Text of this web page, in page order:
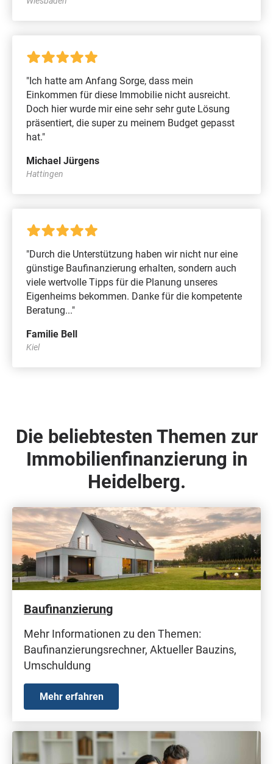
"Ich hatte am Anfang Sorge, dass mein
Einkommen für diese Immobilie nicht ausreicht.
Doch hier wurde mir eine sehr sehr gute Lösung
präsentiert, die super zu meinem Budget gepasst
hat."
Michael Jürgens
Hattingen
"Durch die Unterstützung haben wir nicht nur eine
günstige Baufinanzierung erhalten, sondern auch
viele wertvolle Tipps für die Planung unseres
Eigenheims bekommen. Danke für die kompetente
Beratung..."
Familie Bell
Kiel
Die beliebtesten Themen zur
Immobilienfinanzierung in
Heidelberg.
Baufinanzierung
Mehr Informationen zu den Themen:
Baufinanzierungsrechner, Aktueller Bauzins,
Umschuldung
Mehr erfahren